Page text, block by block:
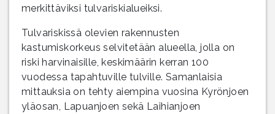
merkittäviksi tulvariskialueiksi.
Tulvariskissä olevien rakennusten
kastumiskorkeus selvitetään alueella, jolla on
riski harvinaisille, keskimäärin kerran 100
vuodessa tapahtuville tulville. Samanlaisia
mittauksia on tehty aiempina vuosina Kyrönjoen
yläosan, Lapuanjoen sekä Laihianjoen